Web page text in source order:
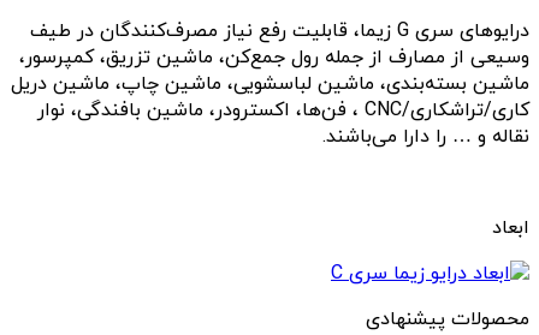
درایوهای سری G زیما، قابلیت رفع نیاز مصرف‌کنندگان در طیف
وسیعی از مصارف از جمله رول جمع‌کن، ماشین تزریق، کمپرسور،
ماشین بسته‌بندی، ماشین لباسشویی، ماشین چاپ، ماشین دریل
کاری/تراشکاری/CNC ، فن‌ها، اکسترودر، ماشین بافندگی، نوار
نقاله و … را دارا می‌باشند.
ابعاد
محصولات پیشنهادی